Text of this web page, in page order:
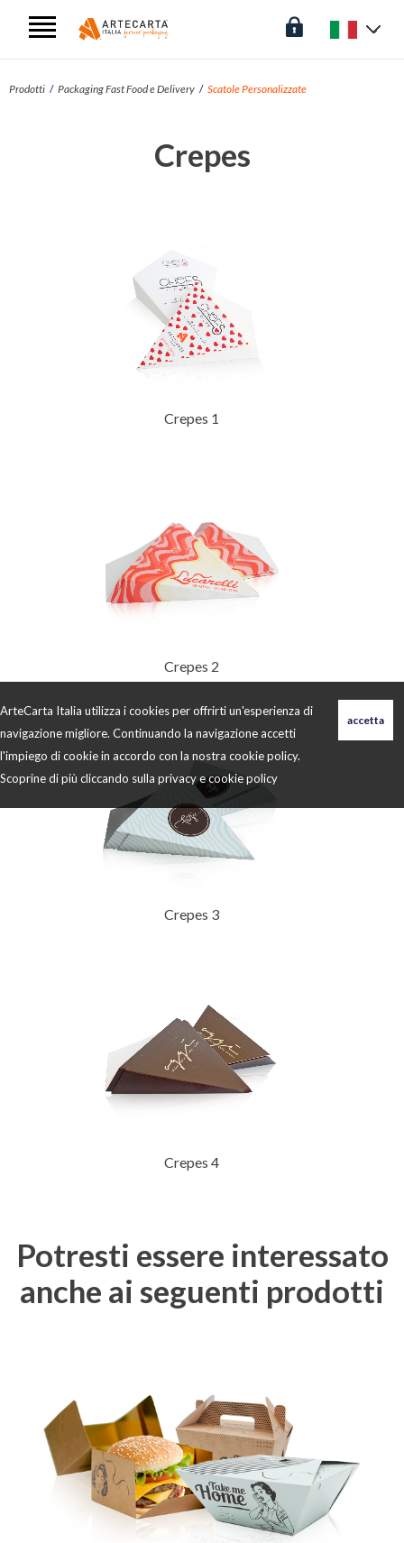
ArteCarta Italia utilizza i cookies per offrirti un'esperienza di
navigazione migliore. Continuando la navigazione accetti
l'impiego di cookie in accordo con la nostra cookie policy.
Scoprine di più cliccando sulla privacy e cookie policy
Prodotti Packaging Fast Food e Delivery Scatole Personalizzate
Crepes
Crepes 1
Crepes 2
Crepes 3
Crepes 4
Potresti essere interessato
anche ai seguenti prodotti